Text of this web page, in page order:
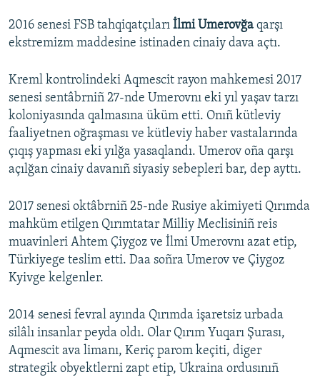
2016 senesi FSB tahqiqatçıları İlmi Umerovğa qarşı
ekstremizm maddesine istinaden cinaiy dava açtı.
Kreml kontrolindeki Aqmescit rayon mahkemesi 2017
senesi sentâbrniñ 27-nde Umerovnı eki yıl yaşav tarzı
koloniyasında qalmasına üküm etti. Onıñ kütleviy
faaliyetnen oğraşması ve kütleviy haber vastalarında
çıqış yapması eki yılğa yasaqlandı. Umerov oña qarşı
açılğan cinaiy davanıñ siyasiy sebepleri bar, dep ayttı.
2017 senesi oktâbrniñ 25-nde Rusiye akimiyeti Qırımda
mahküm etilgen Qırımtatar Milliy Meclisiniñ reis
muavinleri Ahtem Çiygoz ve İlmi Umerovnı azat etip,
Türkiyege teslim etti. Daa soñra Umerov ve Çiygoz
Kyivge kelgenler.
2014 senesi fevral ayında Qırımda işaretsiz urbada
silâlı insanlar peyda oldı. Olar Qırım Yuqarı Şurası,
Aqmescit ava limanı, Keriç parom keçiti, diger
strategik obyektlerni zapt etip, Ukraina ordusınıñ